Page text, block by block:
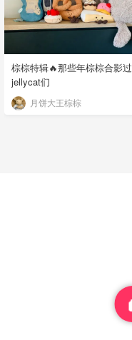
棕棕特辑🔥那些年棕棕合影
jellycat们
月饼大王棕棕